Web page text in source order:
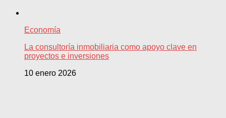
Economía
La consultoría inmobiliaria como apoyo clave en
proyectos e inversiones
10 enero 2026